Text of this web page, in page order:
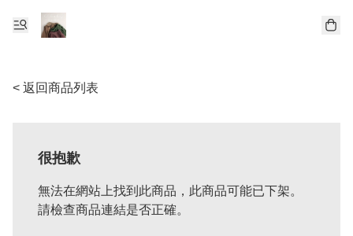
< 返回商品列表
很抱歉
無法在網站上找到此商品，此商品可能已下架。
請檢查商品連結是否正確。